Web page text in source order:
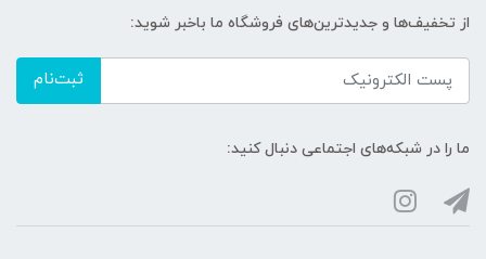
از تخفیف‌ها و جدیدترین‌های فروشگاه ما باخبر شوید:
ثبت‌نام
ما را در شبکه‌های اجتماعی دنبال کنید: